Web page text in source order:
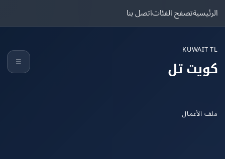
تصفح الفئاتاتصل بنا
تل